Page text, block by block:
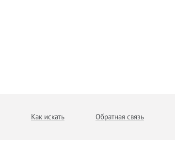
Как искать Обратная связь